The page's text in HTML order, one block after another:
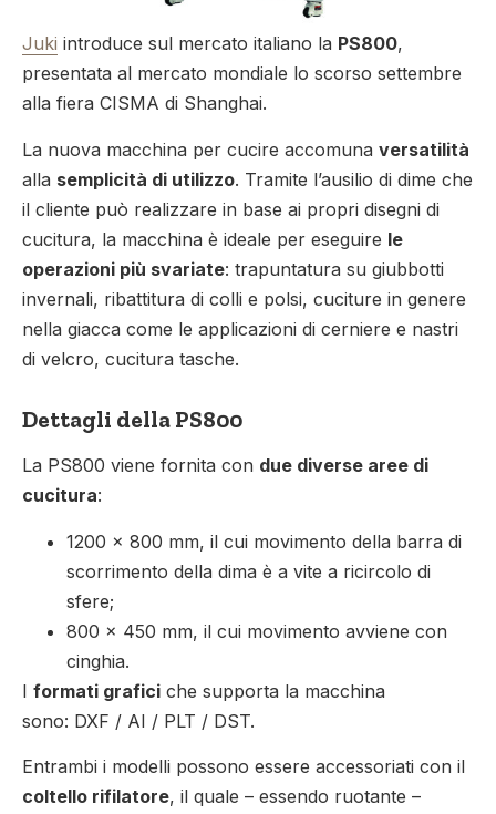
Juki introduce sul mercato italiano la PS800,
presentata al mercato mondiale lo scorso settembre
alla fiera CISMA di Shanghai.
La nuova macchina per cucire accomuna versatilità
alla semplicità di utilizzo. Tramite l’ausilio di dime che
il cliente può realizzare in base ai propri disegni di
cucitura, la macchina è ideale per eseguire le
operazioni più svariate: trapuntatura su giubbotti
invernali, ribattitura di colli e polsi, cuciture in genere
nella giacca come le applicazioni di cerniere e nastri
di velcro, cucitura tasche.
Dettagli della PS800
La PS800 viene fornita con due diverse aree di
cucitura:
1200 x 800 mm, il cui movimento della barra di
scorrimento della dima è a vite a ricircolo di
sfere;
800 x 450 mm, il cui movimento avviene con
cinghia.
I formati grafici che supporta la macchina
sono: DXF / AI / PLT / DST.
Entrambi i modelli possono essere accessoriati con il
coltello rifilatore, il quale – essendo ruotante –